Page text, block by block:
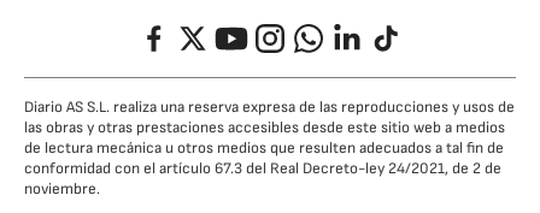
FacebookTwitterYouTubeInstagramWhatsappLinkedIn
TikTok
Diario AS S.L. realiza una reserva expresa de las reproducciones y usos de
las obras y otras prestaciones accesibles desde este sitio web a medios
de lectura mecánica u otros medios que resulten adecuados a tal fin de
conformidad con el artículo 67.3 del Real Decreto-ley 24/2021, de 2 de
noviembre.